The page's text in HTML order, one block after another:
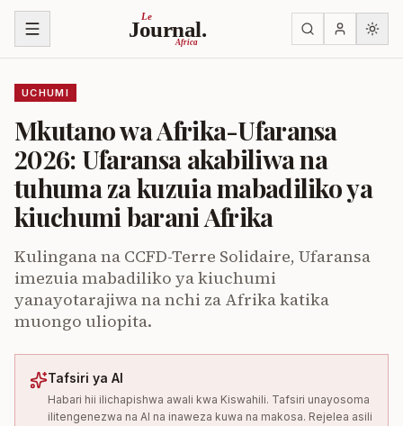
Ruka kwenye yaliyomo
Le
Journal.
Africa
UCHUMI
Mkutano wa Afrika-Ufaransa
2026: Ufaransa akabiliwa na
tuhuma za kuzuia mabadiliko ya
kiuchumi barani Afrika
Kulingana na CCFD-Terre Solidaire, Ufaransa
imezuia mabadiliko ya kiuchumi
yanayotarajiwa na nchi za Afrika katika
muongo uliopita.
Tafsiri ya AI
Habari hii ilichapishwa awali kwa Kiswahili. Tafsiri unayosoma
ilitengenezwa na AI na inaweza kuwa na makosa. Rejelea asili